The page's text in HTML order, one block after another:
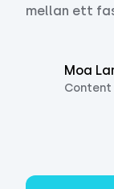
mellan ett
Moa
Content